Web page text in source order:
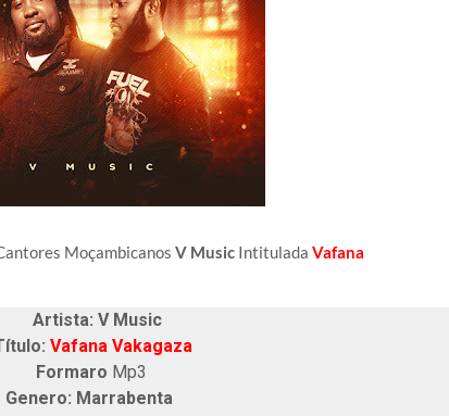
Moçambicanos V Music Intitulada Vafana
Artista: V Music
Vafana Vakagaza
Formaro Mp3
Genero: Marrabenta